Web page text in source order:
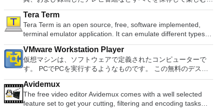
を使用するには、コンソールから抽出できるPlaystation 2
BIOSが必要です。
support (iOS and Android). WPS Cloud Storage included.
Although it is a free suite, WPS Office 2016 Free comes with
many innovative features, including a useful a paragraph
adjustment tool int he Writer program. It has an Office to PDF
converter, automatic spell checking and word count features.
It also has some neat tools such as the Watermark in
document, and converting PowerPoint to Word document
support. Overall, WPS Office 2016 Free is a good alternative
to Microsoft's offering. The Writer program is a versatile word
processor; the Presentation program is an easy to use and
effective slide show maker that helps you to create impressive
Screen Sharing（ARD）などのサードパーティ製のVNC互換
ソフトウェアを実行しているコンピューターに直接接続しま
す。 各デバイスでVNC Viewerにサインインして、すべてのデ
バイス間の接続をバックアップおよび同期します。 仮想キー
の高度なキーが含まれています。 Bluetoothキーボードのサポ
ート。 VNC Connectサブスクリプションには、無料、有料、
試用の3つのバージョンがあります。 制御する必要のあるマシ
ンごとに、RealVNCのWebサイトにアクセスして、各コンピ
ューターにVNC Connectをダウンロードするだけです。次
に、RealVNCアカウントの資格情報を使用して、ローカルマ
シンでVNC Viewerにサインインします。そこから、コンピュ
Blu-ray、4K、HEVC / H.265およびHDR10コンテンツをサポー
ト全画面モードで21：9モニターで2.35：1の映画を見る常時
オンのミニビューでYouTubeライブを見る YouTubeおよび
Vimeoで4K HDRおよび360ビデオを再生 VRエクスペリエンス
の向上：Microsoft Mixed Realityヘッドセット、HTC、VIVE、
およびOculus Riftをサポート Fire TVとキャストのサポート
注：これは商用トライアルです。
ダウンロードは、次のOfficeプログラムで動作します。
Microsoft Office Access 2007。 Microsoft Office Excel 2007。
Microsoft Office InfoPath 2007。 Microsoft Office OneNote
2007。 Microsoft Office PowerPoint 2007。 Microsoft Office
Publisher 2007。 Microsoft Office Visio 2007。 Microsoft
Office Word 2007。 2007 Microsoft Officeプログラムのこの
Microsoft Save as PDFまたはXPSアドインは、2007 Microsoft
Office systemソフトウェアの補足条項であり、2007 Microsoft
Office systemソフトウェアのライセンス条項の対象となりま
す。 システム要件：サポートされているオペレーティングシ
ステム。 Windows Server 2003、Windows Vista、Windows
適な機能を搭載しています。 再生、表示、外出先で楽しむた
めのポータブル デバイスとの同期、さらには家中のデバイス
との共有も、すべて1か所で行えます。 シンプルなデザイン -
まったく新しい外観でデジタル エンターテイメントを楽しめ
ます。 大好きな音楽をより多く - デジタル音楽体験がさらに
楽しくなります。 エンターテイメントをすべて1つの場所に -
音楽、ビデオ、写真、録画したテレビ番組をすべて保存して楽
しめます。 どこでも楽しめる - どこにいても音楽、ビデオ、
写真にアクセスできます。
Tera Term
Tera Term is an open source, free, software implemented,
terminal emulator application. It can emulate different types of
computer terminals, from DEC VT100 to DEC VT382, and it
supports telnet, SSH 1 & 2 and serial port connections. It also
has a built-in macro scripting language and some other useful
plugins. Key features include: Automatically creates logs with
unique log names. Supports SSH, standard telnet and serial
ports. Supports dec/digital/vt terminal standards. Tera Term is
a useful application, which allows the connection to any
remote Telnet or SSH hosts. It sports a clean and crisp layout
VMware Workstation Player
仮想マシンは、ソフトウェアで定義されたコンピューターで
す。 PCでPCを実行するようなものです。 この無料のデスク
トップ仮想化ソフトウェアアプリケーションにより、VMware
Workstation、VMware Fusion、VMware Server、または
VMware ESXで作成された仮想マシンを簡単に操作できます。
主な機能は次のとおりです。 1台のPCで複数のオペレーティ
Avidemux
The free video editor Avidemux comes with a well selected
feature set to get your cutting, filtering and encoding tasks